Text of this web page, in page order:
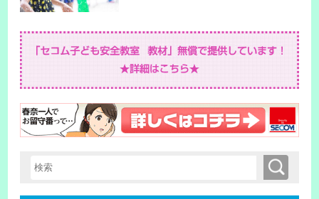
検索キーワード入力 検索